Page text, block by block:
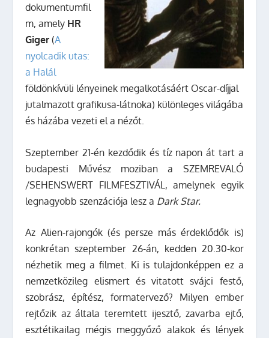
dokumentumfil
m, amely HR
Giger (A
nyolcadik utas:
a Halál
földönkívüli lényeinek megalkotásáért Oscar-díjjal
jutalmazott grafikusa-látnoka) különleges világába
és házába vezeti el a nézőt.
Szeptember 21-én kezdődik és tíz napon át tarta
budapesti Művész moziban a SZEMREVALÓ
/SEHENSWERT FILMFESZTIVÁL,amelynek egyik
legnagyobb szenzációja lesz a Dark Star.
Az Alien-rajongók (és persze más érdeklődők is)
konkrétan szeptember 26-án, kedden 20.30-kor
nézhetik meg a filmet. Ki is tulajdonképpen ez a
nemzetközileg elismert és vitatott svájci festő,
szobrász, építész, formatervező? Milyen ember
rejtőzik az általa teremtett ijesztő, zavarba ejtő,
esztétikailag mégis meggyőző alakok és lények